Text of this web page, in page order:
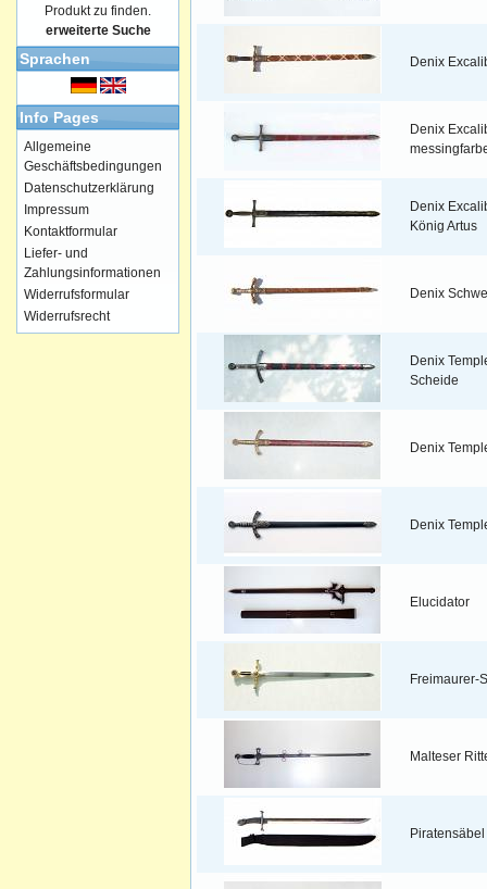
Denix
Denix
Denix
König Artus
Denix
Denix
Scheide
Denix
Denix
Elucidator
Freimaurer-
Malteser
Piratensäbel
Produkt zu finden.
erweiterte Suche
Sprachen
Info Pages
Allgemeine
Geschäftsbedingungen
Datenschutzerklärung
Impressum
Kontaktformular
Liefer- und
Zahlungsinformationen
Widerrufsformular
Widerrufsrecht